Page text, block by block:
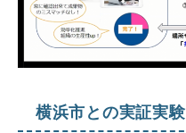
横浜市との実証実験